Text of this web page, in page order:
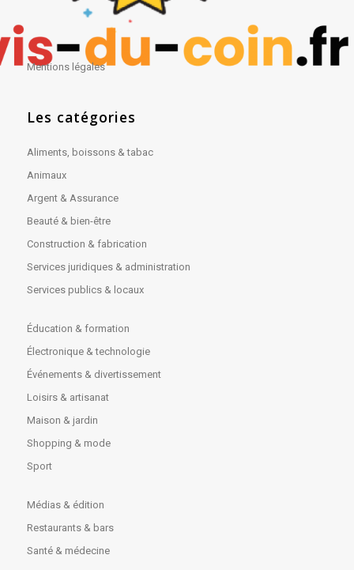
Mentions légales
Les catégories
Aliments, boissons & tabac
Animaux
Argent & Assurance
Beauté & bien-être
Construction & fabrication
Services juridiques & administration
Services publics & locaux
Éducation & formation
Électronique & technologie
Événements & divertissement
Loisirs & artisanat
Maison & jardin
Shopping & mode
Sport
Médias & édition
Restaurants & bars
Santé & médecine